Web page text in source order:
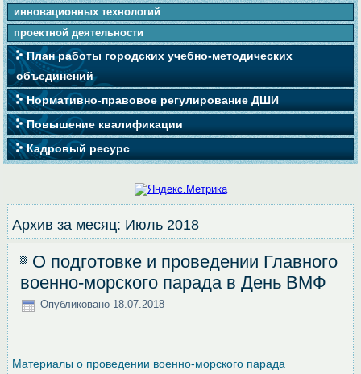
инновационных технологий
проектной деятельности
План работы городских учебно-методических
объединений
Нормативно-правовое регулирование ДШИ
Повышение квалификации
Кадровый ресурс
Архив за месяц: Июль 2018
О подготовке и проведении Главного
военно-морского парада в День ВМФ
Опубликовано 18.07.2018
Материалы о проведении военно-морского парада